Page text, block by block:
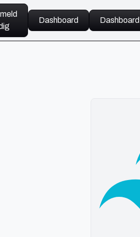
Dashboard Dashboard